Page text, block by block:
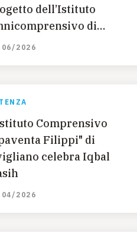
dell’Istituto
di
(PZ) per
2026
Comprensivo
Filippi" di
celebra Iqbal
2026